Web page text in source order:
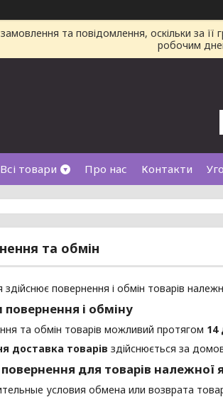
та повідомлення, оскільки за
робочим
Всі товари Про нас Контакти
та обмін
здійснює повернення і обмін товарів
повернення і обміну
та обмін товарів можливий протягом 14
доставка товарів здійснюється за
для товарів належної
условия обмена или возврата